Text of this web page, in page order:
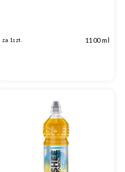
za 1szt. 1100 ml